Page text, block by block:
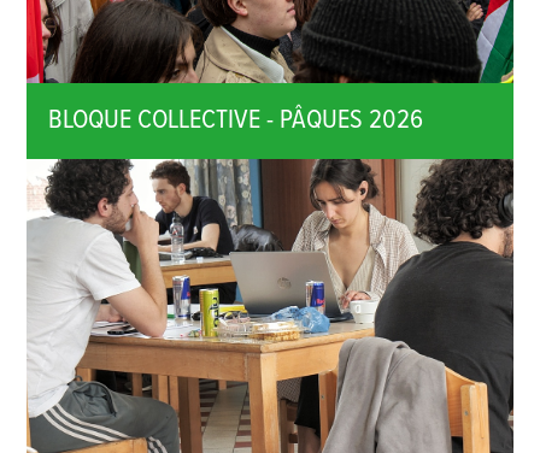
BLOQUE COLLECTIVE - PÂQUES 2026